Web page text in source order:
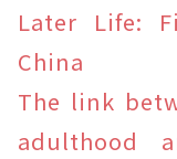
Later Life:
China
The link
adulthood